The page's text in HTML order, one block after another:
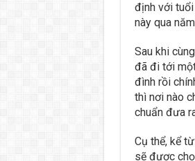
định với
này qua
Sau khi
đã đi tới
đình rồi
thì nơi nào
chuẩn đưa
Cụ thể, kể
sẽ được